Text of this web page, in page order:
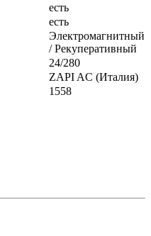
есть
есть
Электромагнитный
/ Рекуперативный
24/280
ZAPI AC (Италия)
1558